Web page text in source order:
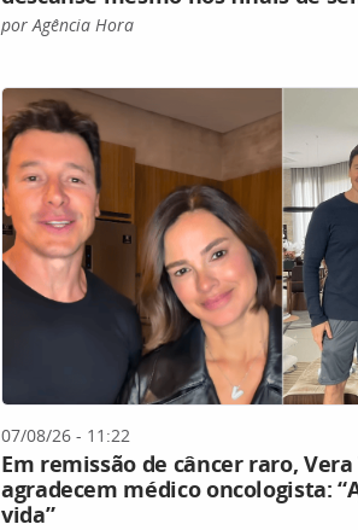
por Agência Hora
07/08/26 - 11:22
Em remissão de câncer raro,
agradecem médico oncologista:
vida”